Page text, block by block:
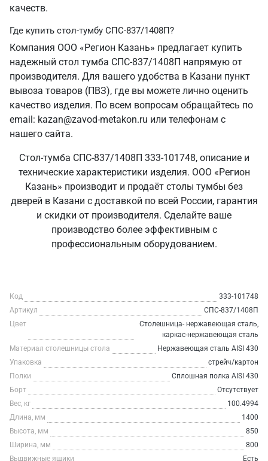
качеств.
Где купить стол-тумбу СПС-837/1408П?
Компания ООО «Регион Казань» предлагает купить
надежный стол тумба СПС-837/1408П напрямую от
производителя. Для вашего удобства в Казани пункт
вывоза товаров (ПВЗ), где вы можете лично оценить
качество изделия. По всем вопросам обращайтесь по
email: kazan@zavod-metakon.ru или телефонам с
нашего сайта.
Стол-тумба СПС-837/1408П 333-101748, описание и
технические характеристики изделия. ООО «Регион
Казань» производит и продаёт столы тумбы без
дверей в Казани с доставкой по всей России, гарантия
и скидки от производителя. Сделайте ваше
производство более эффективным с
профессиональным оборудованием.
Код
333-101748
Артикул
СПС-837/1408П
Цвет
Столешница- нержавеющая сталь,
каркас-нержавеющая сталь
Материал столешницы стола
Нержавеющая сталь AISI 430
Упаковка
стрейч/картон
Полки
Сплошная полка AISI 430
Борт
Отсутствует
Вес, кг
100.4994
Длина, мм
1400
Высота, мм
850
Ширина, мм
800
Выдвижные ящики
Есть